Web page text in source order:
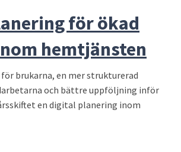
för ökad
hemtjänsten
brukarna, en mer strukturerad
och bättre uppföljning inför
en digital planering inom